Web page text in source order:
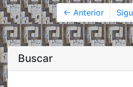
← Anterior
Buscar